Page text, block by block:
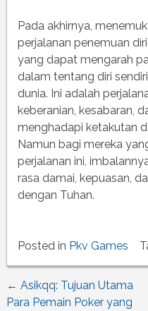
Pada akhirnya,
perjalanan penemuan
yang dapat mengarah
dalam tentang diri
dunia. Ini adalah
keberanian, kesabaran,
menghadapi ketakutan
Namun bagi mereka
perjalanan ini,
rasa damai, kepuasan,
dengan Tuhan.
Posted in Pkv Games
Post
← Asikqq: Tujuan Utama
Para Pemain Poker yang